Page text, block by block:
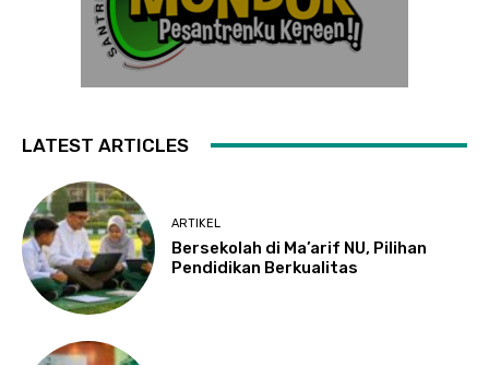
LATEST ARTICLES
ARTIKEL
Bersekolah di Ma’arif NU, Pilihan
Pendidikan Berkualitas